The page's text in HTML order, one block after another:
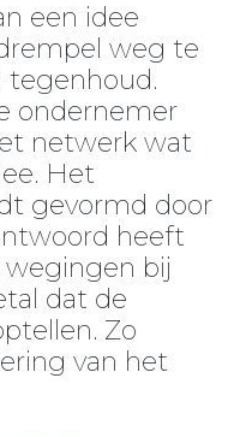
een idee
weg te
tegenhoud.
ondernemer
netwerk wat
Het
gevormd door
heeft
wegingen bij
dat de
Zo
van het